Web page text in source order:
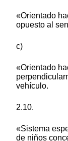
«Orientado
opuesto al
c)
«Orientado
vehículo.
2.10.
«Sistema
de niños